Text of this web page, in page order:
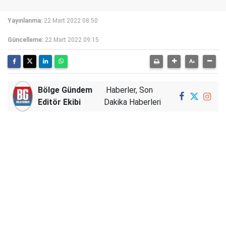
Yayınlanma: 22 Mart 2022 08:50
Güncelleme: 22 Mart 2022 09:15
Bölge Gündem
Editör Ekibi
Haberler, Son
Dakika Haberleri